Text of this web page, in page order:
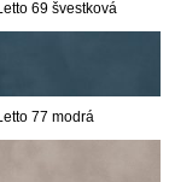
Letto 69 švestková
Letto 77 modrá